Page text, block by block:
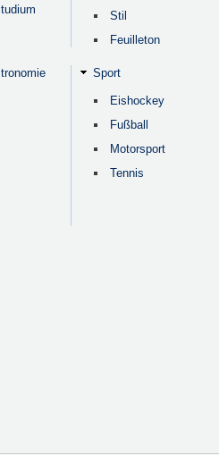
Stil
Feuilleton
Sport
Eishockey
Fußball
Motorsport
Tennis